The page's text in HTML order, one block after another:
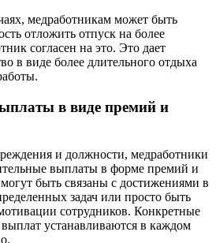
медработникам может быть
отложить отпуск на более
согласен на это. Это дает
в виде более длительного отдыха
в виде премий и
и должности, медработники
выплаты в форме премий и
быть связаны с достижениями в
задач или просто быть
сотрудников. Конкретные
устанавливаются в каждом